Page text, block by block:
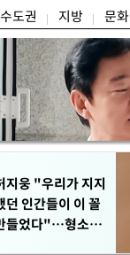
수도권 지방 문화
지웅 "우리가 지지
던 인간들이 이 꼴
들었다"…형소법